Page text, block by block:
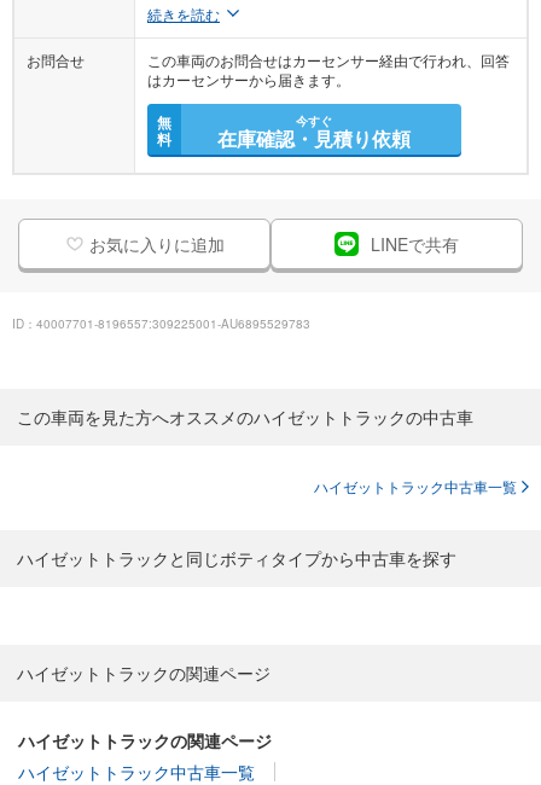
続きを読む
お問合せ
この車両のお問合せはカーセンサー経由で行われ、回答
はカーセンサーから届きます。
無
料
今すぐ
在庫確認・見積り依頼
お気に入りに追加 LINEで共有
ID：40007701-8196557:309225001-AU6895529783
この車両を見た方へオススメのハイゼットトラックの中古車
ハイゼットトラック中古車一覧
ハイゼットトラックと同じボティタイプから中古車を探す
ハイゼットトラックの関連ページ
ハイゼットトラックの関連ページ
ハイゼットトラック中古車一覧